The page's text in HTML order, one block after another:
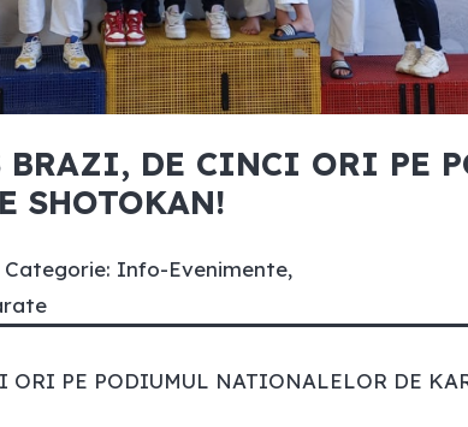
DE CINCI ORI PE
SHOTOKAN!
Categorie: Info-Evenimente,
PE PODIUMUL NATIONALELOR DE